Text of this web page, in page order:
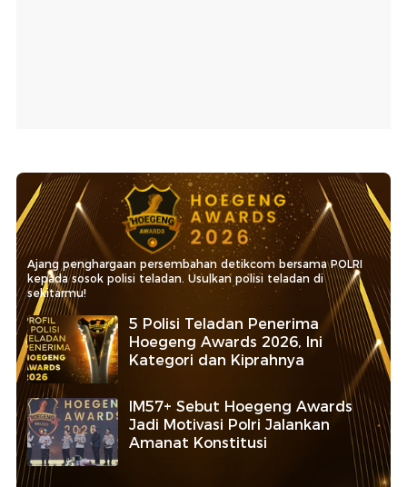
Ajang penghargaan persembahan detikcom bersama POLRI
kepada sosok polisi teladan. Usulkan polisi teladan di
sekitarmu!
5 Polisi Teladan Penerima
Hoegeng Awards 2026, Ini
Kategori dan Kiprahnya
IM57+ Sebut Hoegeng Awards
Jadi Motivasi Polri Jalankan
Amanat Konstitusi